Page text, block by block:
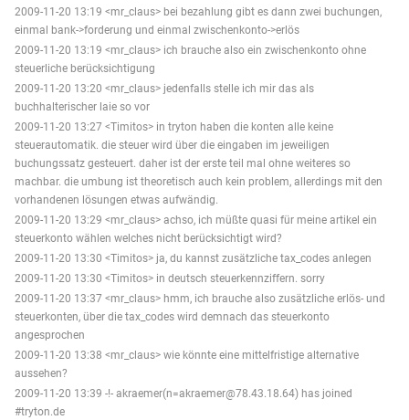
2009-11-20 13:19 <mr_claus> bei bezahlung gibt es dann zwei buchungen,
einmal bank->forderung und einmal zwischenkonto->erlös
2009-11-20 13:19 <mr_claus> ich brauche also ein zwischenkonto ohne
steuerliche berücksichtigung
2009-11-20 13:20 <mr_claus> jedenfalls stelle ich mir das als
buchhalterischer laie so vor
2009-11-20 13:27 <Timitos> in tryton haben die konten alle keine
steuerautomatik. die steuer wird über die eingaben im jeweiligen
buchungssatz gesteuert. daher ist der erste teil mal ohne weiteres so
machbar. die umbung ist theoretisch auch kein problem, allerdings mit den
vorhandenen lösungen etwas aufwändig.
2009-11-20 13:29 <mr_claus> achso, ich müßte quasi für meine artikel ein
steuerkonto wählen welches nicht berücksichtigt wird?
2009-11-20 13:30 <Timitos> ja, du kannst zusätzliche tax_codes anlegen
2009-11-20 13:30 <Timitos> in deutsch steuerkennziffern. sorry
2009-11-20 13:37 <mr_claus> hmm, ich brauche also zusätzliche erlös- und
steuerkonten, über die tax_codes wird demnach das steuerkonto
angesprochen
2009-11-20 13:38 <mr_claus> wie könnte eine mittelfristige alternative
aussehen?
2009-11-20 13:39 -!- akraemer(n=akraemer@78.43.18.64) has joined
#tryton.de